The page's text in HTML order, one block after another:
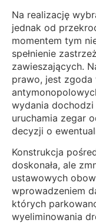
Na realizację
jednak od
momentem tym
spełnienie
zawieszających.
prawo, jest zgoda
wydania
uruchamia zegar
decyzji o
Konstrukcja
doskonała, ale
ustawowych
wprowadzeniem
których
wyeliminowania